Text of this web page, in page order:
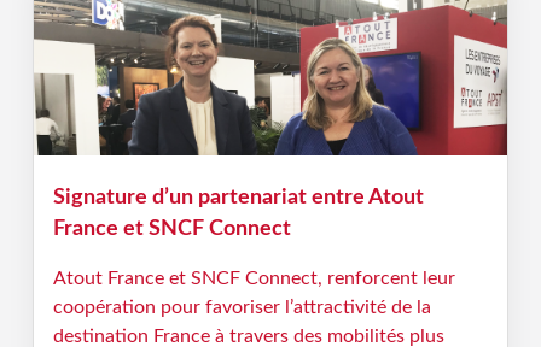
Signature d’un partenariat entre Atout
France et SNCF Connect
Atout France et SNCF Connect, renforcent leur
coopération pour favoriser l’attractivité de la
destination France à travers des mobilités plus